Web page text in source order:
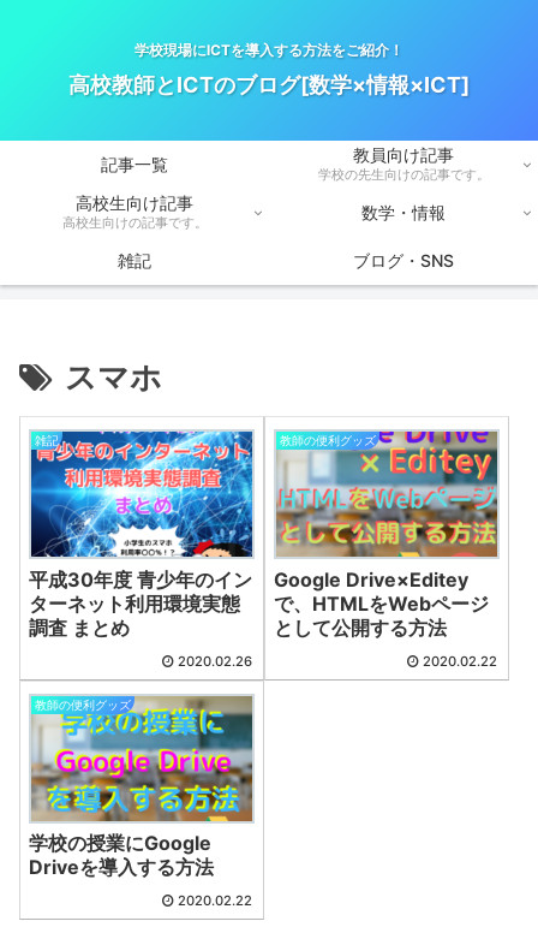
学校現場にICTを導入する方法をご紹介！
高校教師とICTのブログ[数学×情報×ICT]
記事一覧 教員向け記事
学校の先生向けの記事です。
高校生向け記事
高校生向けの記事です。 数学・情報
雑記 ブログ・SNS
スマホ
雑記
平成30年度 青少年のイン
ターネット利用環境実態
調査 まとめ
2020.02.26
教師の便利グッズ
Google Drive×Editey
で、HTMLをWebページ
として公開する方法
2020.02.22
教師の便利グッズ
学校の授業にGoogle
Driveを導入する方法
2020.02.22